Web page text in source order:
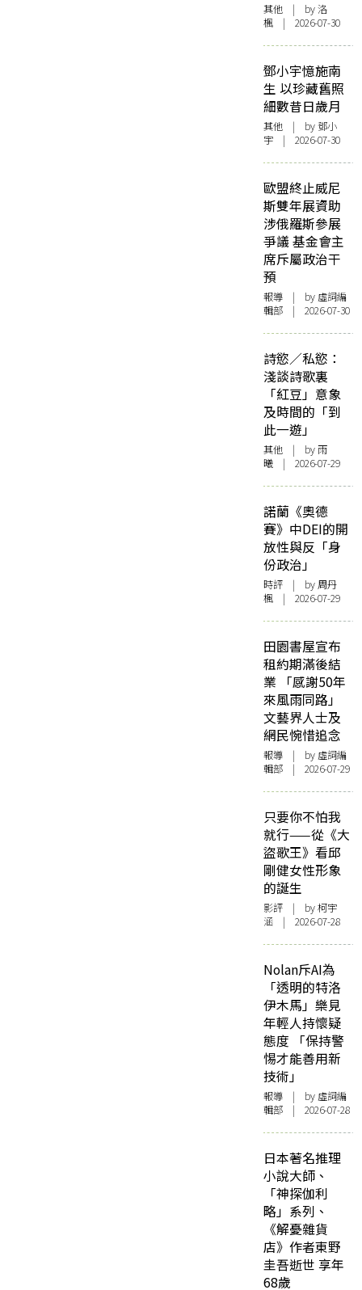
其他 | by洛
楓 | 2026-07-30
鄧小宇憶施南
生 以珍藏舊照
細數昔日歲月
其他 | by 鄧小
宇 | 2026-07-30
歐盟終止威尼
斯雙年展資助
涉俄羅斯參展
爭議 基金會主
席斥屬政治干
預
報導 | by 虛詞編
輯部 | 2026-07-30
詩慾／私慾：
淺談詩歌裏
「紅豆」意象
及時間的「到
此一遊」
其他 | by 雨
曦 | 2026-07-29
諾蘭《奧德
賽》中DEI的開
放性與反「身
份政治」
時評 | by周丹
楓 | 2026-07-29
田園書屋宣布
租約期滿後結
業 「感謝50年
來風雨同路」
文藝界人士及
網民惋惜追念
報導 | by 虛詞編
輯部 | 2026-07-29
只要你不怕我
就行——從《大
盜歌王》看邱
剛健女性形象
的誕生
影評 | by 柯宇
涵 | 2026-07-28
Nolan斥AI為
「透明的特洛
伊木馬」樂見
年輕人持懷疑
態度 「保持警
惕才能善用新
技術」
報導 | by 虛詞編
輯部 | 2026-07-28
日本著名推理
小說大師、
「神探伽利
略」系列、
《解憂雜貨
店》作者東野
圭吾逝世 享年
68歲